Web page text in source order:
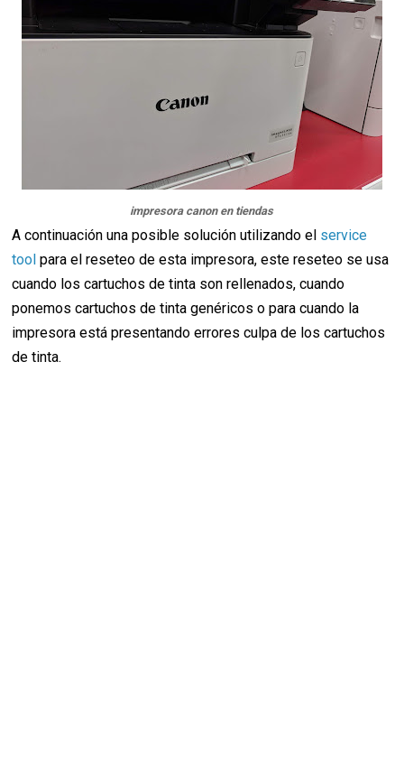
impresora canon en tiendas
A continuación una posible solución utilizando el service
tool para el reseteo de esta impresora, este reseteo se usa
cuando los cartuchos de tinta son rellenados, cuando
ponemos cartuchos de tinta genéricos o para cuando la
impresora está presentando errores culpa de los cartuchos
de tinta.